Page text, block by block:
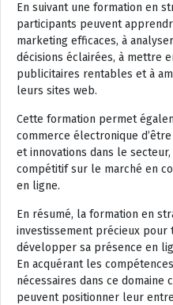
En suivant une formation en
participants peuvent
marketing efficaces, à
décisions éclairées, à mettre
publicitaires rentables et à
leurs sites web.
Cette formation permet
commerce électronique
et innovations dans le
compétitif sur le marché en
en ligne.
En résumé, la formation en
investissement précieux
développer sa présence en
En acquérant les
nécessaires dans ce
peuvent positionner leur